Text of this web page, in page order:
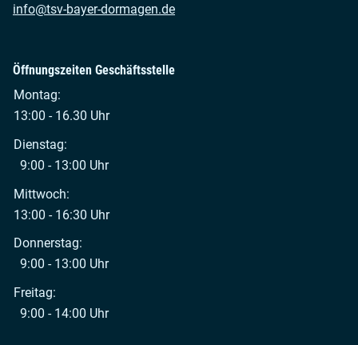
info@tsv-bayer-dormagen.de
Öffnungszeiten Geschäftsstelle
Montag:
13:00 - 16.30 Uhr
Dienstag:
9:00 - 13:00 Uhr
Mittwoch:
13:00 - 16:30 Uhr
Donnerstag:
9:00 - 13:00 Uhr
Freitag:
9:00 - 14:00 Uhr